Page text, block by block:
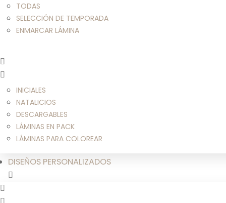
TODAS
SELECCIÓN DE TEMPORADA
ENMARCAR LÁMINA
INICIALES
NATALICIOS
DESCARGABLES
LÁMINAS EN PACK
LÁMINAS PARA COLOREAR
DISEÑOS PERSONALIZADOS